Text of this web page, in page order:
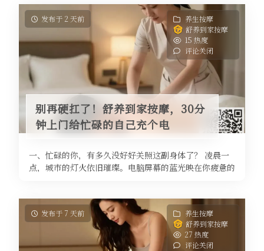
发布于 2 天前
养生按摩
舒养到家按摩
15 热度
评论关闭
别再硬扛了！舒养到家按摩，30分
钟上门给忙碌的自己充个电
一、忙碌的你，有多久没好好关照这副身体了？ 凌晨一
点，城市的灯火依旧璀璨。电脑屏幕的蓝光映在你疲惫的
发布于 7 天前
养生按摩
舒养到家按摩
27 热度
评论关闭